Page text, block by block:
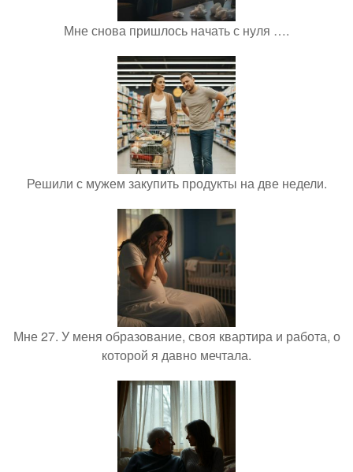
Мне снова пришлось начать с нуля ….
Решили с мужем закупить продукты на две недели.
Мне 27. У меня образование, своя квартира и работа, о
которой я давно мечтала.